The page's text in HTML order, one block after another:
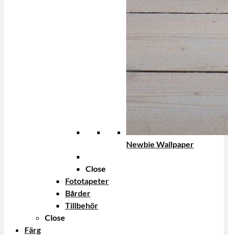
Newbie Wallpaper
Close
Fototapeter
Bårder
Tillbehör
Close
Färg